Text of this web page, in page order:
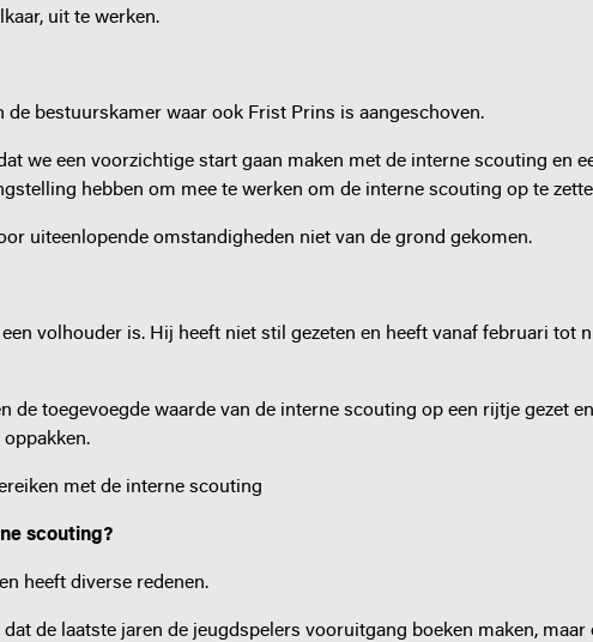
uit te werken.
bestuurskamer waar ook Frist Prins is aangeschoven.
we een voorzichtige start gaan maken met de interne scouting en
hebben om mee te werken om de interne scouting op te
uiteenlopende omstandigheden niet van de grond gekomen.
volhouder is. Hij heeft niet stil gezeten en heeft vanaf februari tot
de toegevoegde waarde van de interne scouting op een rijtje gezet
met de interne scouting
scouting?
heeft diverse redenen.
de laatste jaren de jeugdspelers vooruitgang boeken maken, maar